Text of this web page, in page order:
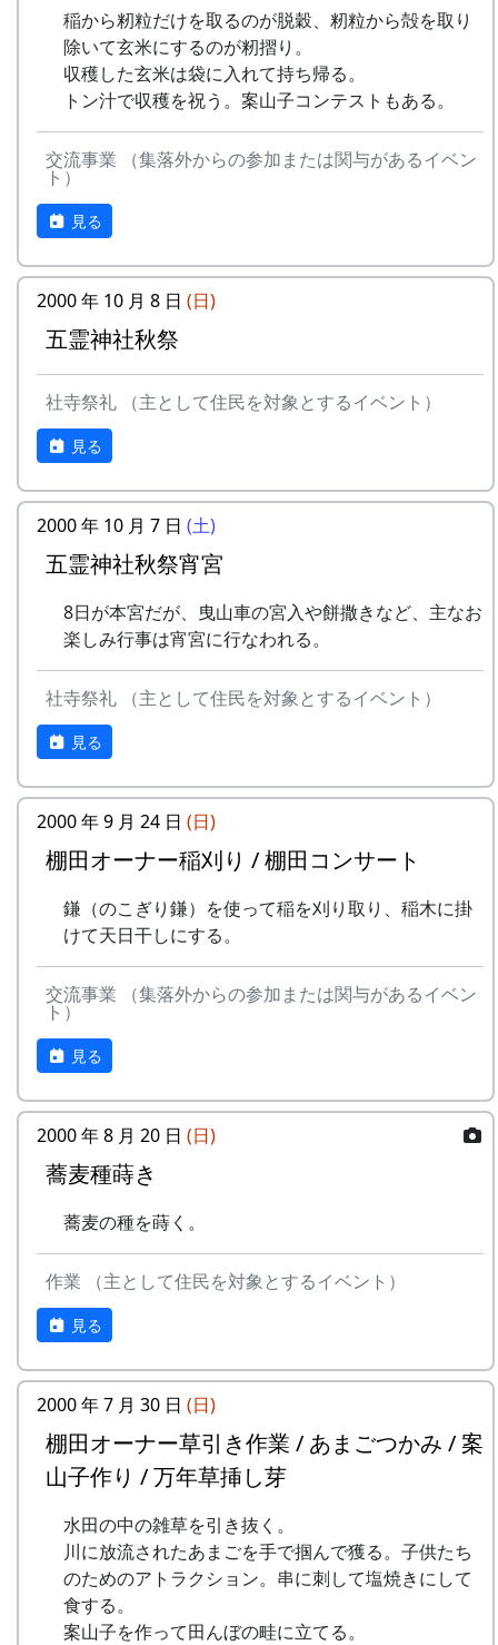
稲から籾粒だけを取るのが脱穀、籾粒から殻を取り
除いて玄米にするのが籾摺り。
収穫した玄米は袋に入れて持ち帰る。
トン汁で収穫を祝う。案山子コンテストもある。
交流事業 （集落外からの参加または関与があるイベン
ト）
見る
2000 年 10 月 8 日 (日)
五霊神社秋祭
社寺祭礼 （主として住民を対象とするイベント）
見る
2000 年 10 月 7 日 (土)
五霊神社秋祭宵宮
8日が本宮だが、曳山車の宮入や餅撒きなど、主なお
楽しみ行事は宵宮に行なわれる。
社寺祭礼 （主として住民を対象とするイベント）
見る
2000 年 9 月 24 日 (日)
棚田オーナー稲刈り / 棚田コンサート
鎌（のこぎり鎌）を使って稲を刈り取り、稲木に掛
けて天日干しにする。
交流事業 （集落外からの参加または関与があるイベン
ト）
見る
2000 年 8 月 20 日 (日)
蕎麦種蒔き
蕎麦の種を蒔く。
作業 （主として住民を対象とするイベント）
見る
2000 年 7 月 30 日 (日)
棚田オーナー草引き作業 / あまごつかみ / 案
山子作り / 万年草挿し芽
水田の中の雑草を引き抜く。
川に放流されたあまごを手で掴んで獲る。子供たち
のためのアトラクション。串に刺して塩焼きにして
食する。
案山子を作って田んぼの畦に立てる。